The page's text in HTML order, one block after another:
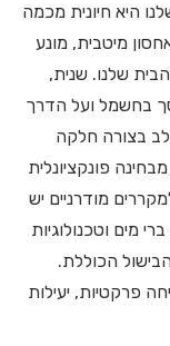
היא חיונית מכמה
מיטבית, מונע
שלנו. שנית,
בחשמל ועל הדרך
בצורה חלקה
פונקציונלית
מודרניים יש
מים וטכנולוגיות
הכוללת.
פרקטיות, יעילות